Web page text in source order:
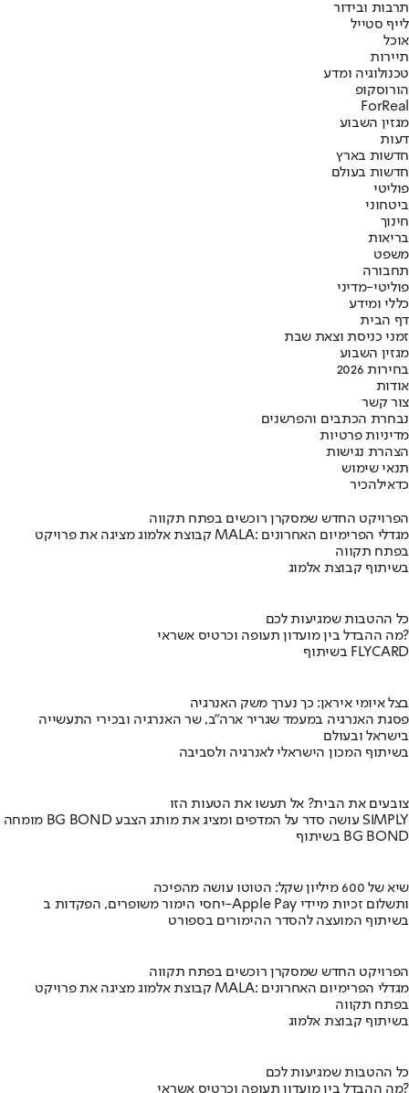
תרבות ובידור
לייף סטייל
אוכל
תיירות
טכנולוגיה ומדע
הורוסקופ
ForReal
מגזין השבוע
דעות
חדשות בארץ
חדשות בעולם
פוליטי
ביטחוני
חינוך
בריאות
משפט
תחבורה
פוליטי-מדיני
כללי ומידע
דף הבית
זמני כניסת וצאת שבת
מגזין השבוע
בחירות 2026
אודות
צור קשר
נבחרת הכתבים והפרשנים
מדיניות פרטיות
הצהרת נגישות
תנאי שימוש
כדאילהכיר
הפרויקט החדש שמסקרן רוכשים בפתח תקווה
קבוצת אלמוג מציגה את פרויקט MALA: מגדלי הפרימיום האחרונים
בפתח תקווה
בשיתוף קבוצת אלמוג
כל ההטבות שמגיעות לכם
מה ההבדל בין מועדון תעופה וכרטיס אשראי?
בשיתוף FLYCARD
בצל איומי איראן: כך נערך משק האנרגיה
פסגת האנרגיה במעמד שגריר ארה"ב, שר האנרגיה ובכירי התעשייה
בישראל ובעולם
בשיתוף המכון הישראלי לאנרגיה ולסביבה
צובעים את הבית? אל תעשו את הטעות הזו
מומחה BG BOND עושה סדר על המדפים ומציג את מותג הצבע SIMPLY
בשיתוף BG BOND
שיא של 600 מיליון שקל: הטוטו עושה מהפיכה
יחסי הימור משופרים, הפקדות ב-Apple Pay ותשלום זכיות מיידי
בשיתוף המועצה להסדר ההימורים בספורט
הפרויקט החדש שמסקרן רוכשים בפתח תקווה
קבוצת אלמוג מציגה את פרויקט MALA: מגדלי הפרימיום האחרונים
בפתח תקווה
בשיתוף קבוצת אלמוג
כל ההטבות שמגיעות לכם
מה ההבדל בין מועדון תעופה וכרטיס אשראי?